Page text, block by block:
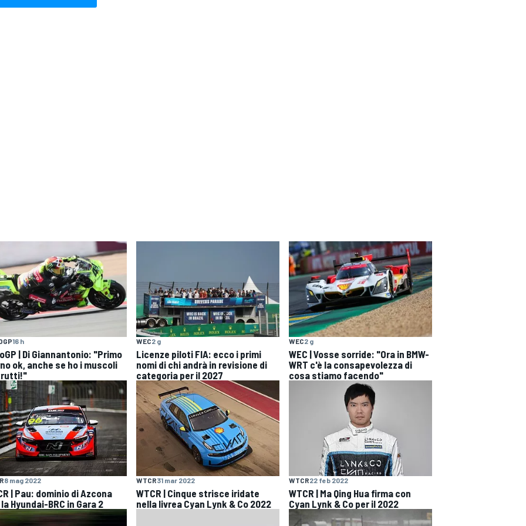
16 h
| Di Giannantonio: "Primo
ok, anche se ho i muscoli
WEC2 g
Licenze piloti FIA: ecco i primi
nomi di chi andrà in revisione di
categoria per il 2027
WEC2 g
WEC | Vosse sorride: "Ora in BMW-
WRT c'è la consapevolezza di
cosa stiamo facendo"
8 mag 2022
| Pau: dominio di Azcona
Hyundai-BRC in Gara 2
WTCR31 mar 2022
WTCR | Cinque strisce iridate
nella livrea Cyan Lynk & Co 2022
WTCR22 feb 2022
WTCR | Ma Qing Hua firma con
Cyan Lynk & Co per il 2022